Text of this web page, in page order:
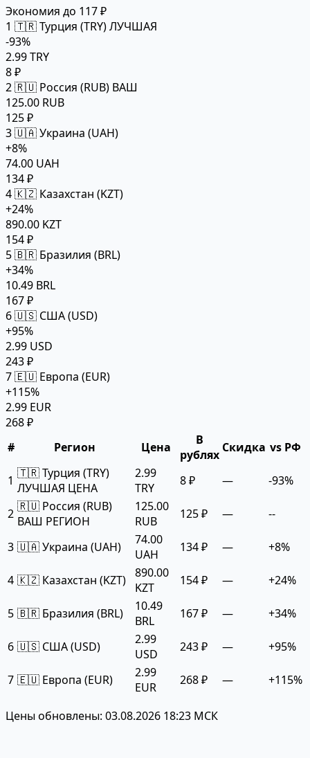
Экономия до 117 ₽
1 🇹🇷 Турция (TRY)ЛУЧШАЯ
-93%
2.99 TRY
8 ₽
2🇷🇺 Россия (RUB) ВАШ
125.00 RUB
125 ₽
3🇺🇦 Украина (UAH)
+8%
74.00 UAH
134 ₽
4🇰🇿 Казахстан (KZT)
+24%
890.00 KZT
154 ₽
5🇧🇷 Бразилия (BRL)
+34%
10.49 BRL
167 ₽
6🇺🇸 США (USD)
+95%
2.99 USD
243 ₽
7🇪🇺 Европа (EUR)
+115%
2.99 EUR
268 ₽
#
Регион Цена
В
рублях Скидка vs РФ
1 🇹🇷 Турция (TRY)
ЛУЧШАЯ ЦЕНА
2.99
TRY
8 ₽ — -93%
2 🇷🇺 Россия (RUB)
ВАШ РЕГИОН
125.00
RUB
125 ₽ — --
3 🇺🇦 Украина (UAH)
74.00
UAH
134 ₽ — +8%
4 🇰🇿 Казахстан (KZT) 890.00
KZT
154 ₽ — +24%
5 🇧🇷 Бразилия (BRL)
10.49
BRL
167 ₽ — +34%
6 🇺🇸 США (USD)
2.99
USD
243 ₽ — +95%
7 🇪🇺 Европа (EUR)
2.99
EUR
268 ₽ — +115%
Цены обновлены: 03.08.2026 18:23 МСК